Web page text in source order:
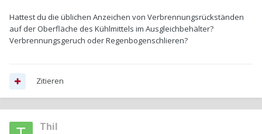
Hattest du die üblichen Anzeichen von Verbrennungsrückständen
auf der Oberfläche des Kühlmittels im Ausgleichbehälter?
Verbrennungsgeruch oder Regenbogenschlieren?
Zitieren
Thil